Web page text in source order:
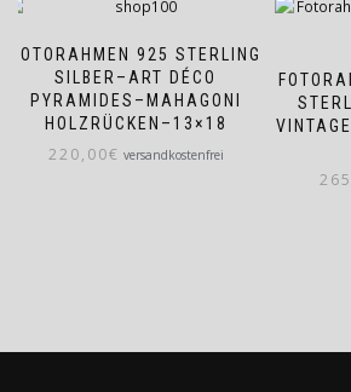
FOTORAHMEN 925 STERLING
SILBER–ART DÉCO
PYRAMIDES–MAHAGONI
HOLZRÜCKEN–13×18
220,00€ versandkostenfrei